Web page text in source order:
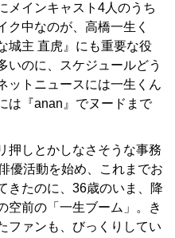
メインキャスト4人のうち
ク中なのが、高橋一生く
城主 直虎』にも重要な役
いのに、スケジュールどう
ットニュースには一生くん
は『anan』でヌードまで
押しとかしなさそうな事務
優活動を始め、これまでお
きたのに、36歳のいま、降
空前の「一生ブーム」。き
ファンも、びっくりしてい